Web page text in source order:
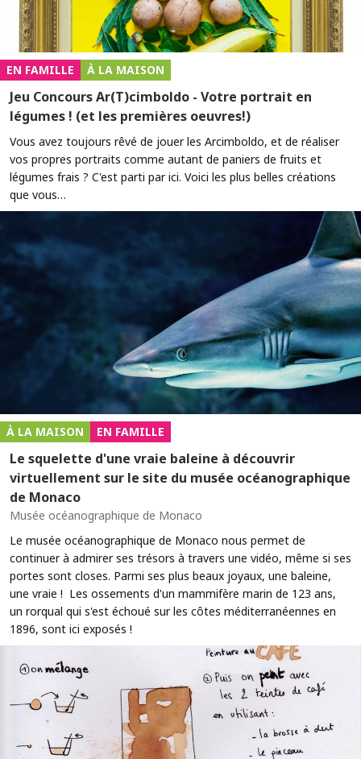
EN FAMILLE À LA MAISON
Jeu Concours Ar(T)cimboldo - Votre portrait en
légumes ! (et les premières oeuvres!)
Vous avez toujours rêvé de jouer les Arcimboldo, et de réaliser
vos propres portraits comme autant de paniers de fruits et
légumes frais ? C'est parti par ici. Voici les plus belles créations
que vous…
À LA MAISON EN FAMILLE
Le squelette d'une vraie baleine à découvrir
virtuellement sur le site du musée océanographique
de Monaco
Musée océanographique de Monaco
Le musée océanographique de Monaco nous permet de
continuer à admirer ses trésors à travers une vidéo, même si ses
portes sont closes. Parmi ses plus beaux joyaux, une baleine,
une vraie ! Les ossements d'un mammifère marin de 123 ans,
un rorqual qui s'est échoué sur les côtes méditerranéennes en
1896, sont ici exposés !